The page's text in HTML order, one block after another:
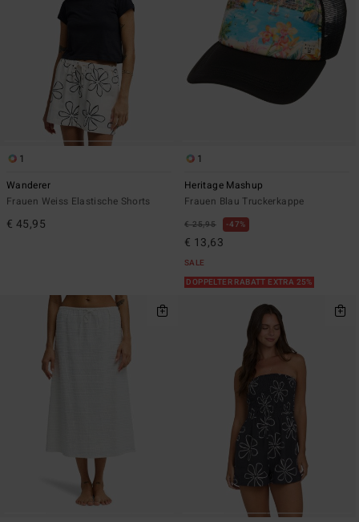
1
Wanderer
Frauen Weiss Elastische Shorts
€ 45,95
1
Heritage Mashup
Frauen Blau Truckerkappe
€ 25,95 47%
€ 13,63
SALE
DOPPELTER RABATT EXTRA 25%